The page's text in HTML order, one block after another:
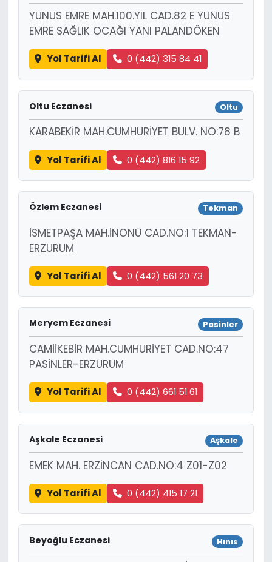
YUNUS EMRE MAH.100.YIL CAD.82 E YUNUS
EMRE SAĞLIK OCAĞI YANI PALANDÖKEN
Yol Tarifi Al 0 (442) 315 84 41
Oltu Eczanesi Oltu
KARABEKİR MAH.CUMHURİYET BULV. NO:78 B
Yol Tarifi Al 0 (442) 816 15 92
Özlem Eczanesi Tekman
İSMETPAŞA MAH.İNÖNÜ CAD.NO:1 TEKMAN-
ERZURUM
Yol Tarifi Al 0 (442) 561 20 73
Meryem Eczanesi Pasinler
CAMİİKEBİR MAH.CUMHURİYET CAD.NO:47
PASİNLER-ERZURUM
Yol Tarifi Al 0 (442) 661 51 61
Aşkale Eczanesi Aşkale
EMEK MAH. ERZİNCAN CAD.NO:4 Z01-Z02
Yol Tarifi Al 0 (442) 415 17 21
Beyoğlu Eczanesi Hınıs